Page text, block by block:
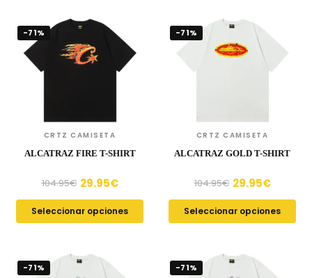
-71%
CRTZ CAMISETA
ALCATRAZ FIRE T-SHIRT
104.95€ 29.95€
Seleccionar opciones
-71%
CRTZ CAMISETA
ALCATRAZ GOLD T-SHIRT
104.95€ 29.95€
Seleccionar opciones
-71% -71%